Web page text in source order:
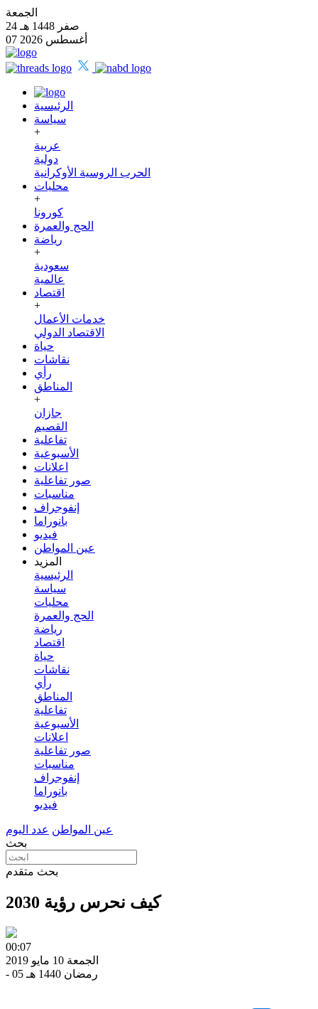
الجمعة
24 صفر 1448 هـ
07 أغسطس 2026
الرئيسية
سياسة
+
عربية
دولية
الحرب الروسية الأوكرانية
محليات
+
كورونا
الحج والعمرة
رياضة
+
سعودية
عالمية
اقتصاد
+
خدمات الأعمال
الاقتصاد الدولي
حياة
نقاشات
رأي
المناطق
+
جازان
القصيم
تفاعلية
الأسبوعية
اعلانات
صور تفاعلية
مناسبات
إنفوجراف
بانوراما
فيديو
عين المواطن
المزيد
الرئيسية
سياسة
محليات
الحج والعمرة
رياضة
اقتصاد
حياة
نقاشات
رأي
المناطق
تفاعلية
الأسبوعية
اعلانات
صور تفاعلية
مناسبات
إنفوجراف
بانوراما
فيديو
عين المواطن عدد اليوم
بحث
بحث متقدم
كيف نحرس رؤية 2030
00:07
الجمعة 10 مايو 2019
- 05 رمضان 1440 هـ